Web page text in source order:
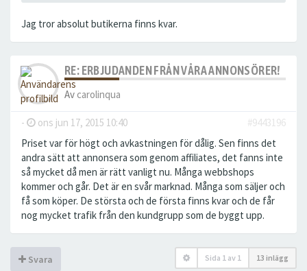
Jag tror absolut butikerna finns kvar.
RE: ERBJUDANDEN FRÅN VÅRA ANNONSÖRER!
Av carolinqua
- ons jun 17, 2015 10:40
#9443196
Priset var för högt och avkastningen för dålig. Sen finns det
andra sätt att annonsera som genom affiliates, det fanns inte
så mycket då men är rätt vanligt nu. Många webbshops
kommer och går. Det är en svår marknad. Många som säljer och
få som köper. De största och de första finns kvar och de får
nog mycket trafik från den kundgrupp som de byggt upp.
Svara Sida 1 av 1 13 inlägg